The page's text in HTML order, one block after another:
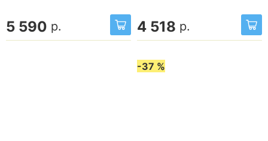
5 590 р. 4 518 р.
-37 %